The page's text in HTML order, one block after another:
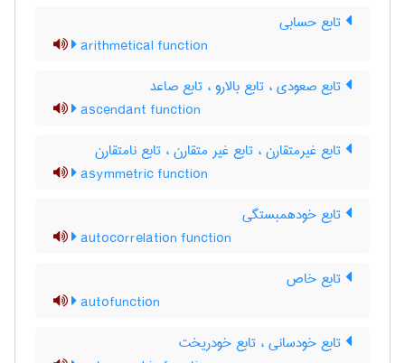
تابع حسابی
arithmetical function
تابع صعودی ، تابع بالارو ، تابع صاعد
ascendant function
تابع غیرمتقارن ، تابع غیر متقارن ، تابع نامتقارن
asymmetric function
تابع خودهمبستگی
autocorrelation function
تابع خاص
autofunction
تابع خودسانی ، تابع خودریخت